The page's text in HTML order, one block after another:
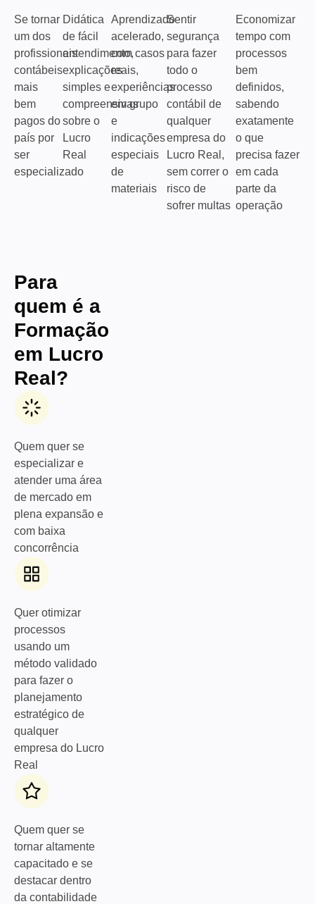
Se tornar
um dos
profissionais
contábeis
mais
bem
pagos do
país por
ser
especializado
Didática
de fácil
entendimento,
explicações
simples e
compreensivas
sobre o
Lucro
Real
Aprendizado
acelerado,
com casos
reais,
experiências
em grupo
e
indicações
especiais
de
materiais
Sentir
segurança
para fazer
todo o
processo
contábil de
qualquer
empresa do
Lucro Real,
sem correr o
risco de
sofrer multas
Economizar
tempo com
processos
bem
definidos,
sabendo
exatamente
o que
precisa fazer
em cada
parte da
operação
Para
quem é a
Formação
em Lucro
Real?
Quem quer se
especializar e
atender uma área
de mercado em
plena expansão e
com baixa
concorrência
Quer otimizar
processos
usando um
método validado
para fazer o
planejamento
estratégico de
qualquer
empresa do Lucro
Real
Quem quer se
tornar altamente
capacitado e se
destacar dentro
da contabilidade